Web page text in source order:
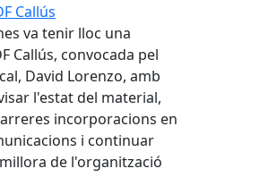
Callús
va tenir lloc una
Callús, convocada pel
David Lorenzo, amb
l'estat del material,
incorporacions en
i continuar
de l'organització